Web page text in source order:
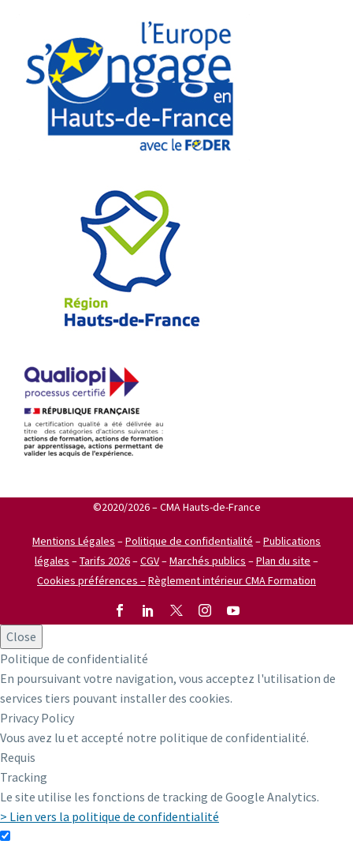
©2020/2026 – CMA Hauts-de-France
Mentions Légales –Politique de confidentialité –Publications
légales –Tarifs 2026–CGV–Marchés publics –Plan du site –
Cookies préférences –Règlement intérieur CMA Formation
Close
Politique de confidentialité
En poursuivant votre navigation, vous acceptez l'utilisation de
services tiers pouvant installer des cookies.
Privacy Policy
Vous avez lu et accepté notre politique de confidentialité.
Requis
Tracking
Le site utilise les fonctions de tracking de Google Analytics.
> Lien vers la politique de confidentialité